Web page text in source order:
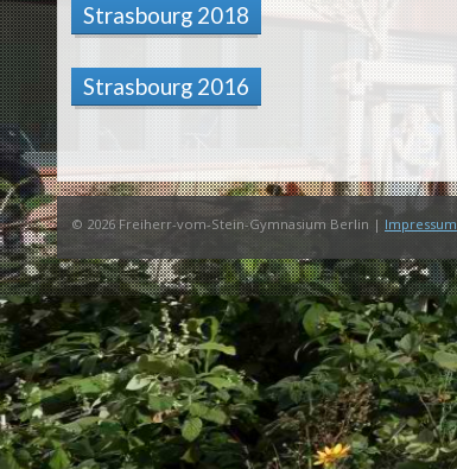
Strasbourg 2018
Strasbourg 2016
© 2026 Freiherr-vom-Stein-Gymnasium Berlin | Impressum